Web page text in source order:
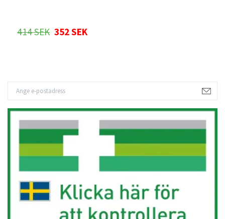
414 SEK 352 SEK